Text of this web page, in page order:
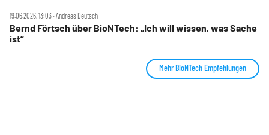
19.06.2026, 13:03 ‧ Andreas Deutsch
Bernd Förtsch über BioNTech: „Ich will wissen, was Sache
ist“
Mehr BioNTech Empfehlungen